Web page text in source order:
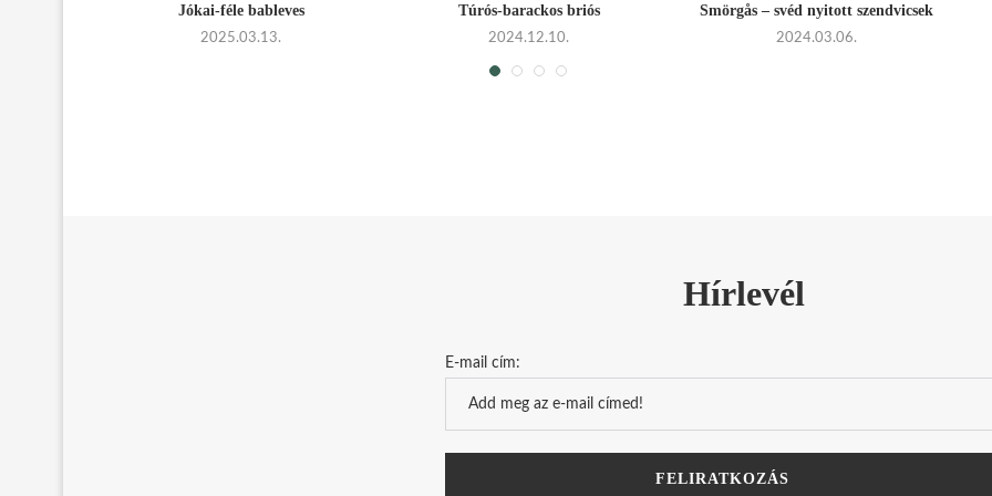
Jókai-féle bableves
2025.03.13.
Túrós-barackos briós
2024.12.10.
Smörgås – svéd nyitott szendvicsek
2024.03.06.
Hírlevél
E-mail cím: